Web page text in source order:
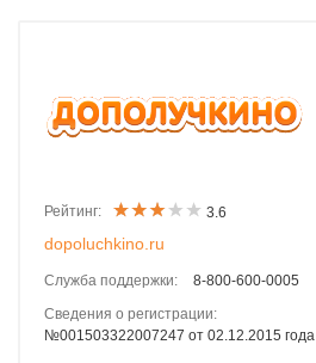
Рейтинг: 3.6
dopoluchkino.ru
Служба поддержки:
8-800-600-0005
Сведения о регистрации:
№001503322007247 от 02.12.2015 года